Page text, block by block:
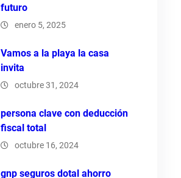
futuro
enero 5, 2025
Vamos a la playa la casa
invita
octubre 31, 2024
persona clave con deducción
fiscal total
octubre 16, 2024
gnp seguros dotal ahorro